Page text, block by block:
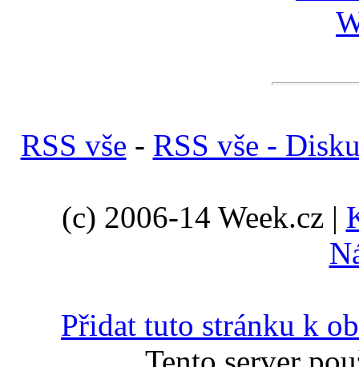
RSS vše - RSS vše -
(c) 2006-14 Week.cz |
Přidat tuto stránku k